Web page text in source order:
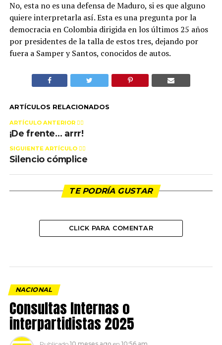
No, esta no es una defensa de Maduro, si es que alguno
quiere interpretarla así. Esta es una pregunta por la
democracia en Colombia dirigida en los últimos 25 años
por presidentes de la talla de estos tres, dejando por
fuera a Samper y Santos, conocidos de autos.
ARTÍCULOS RELACIONADOS
ARTÍCULO ANTERIOR 👉🏻
¡De frente… arrr!
SIGUIENTE ARTÍCULO 👈🏻
Silencio cómplice
TE PODRÍA GUSTAR
CLICK PARA COMENTAR
NACIONAL
Consultas Internas o
interpartidistas 2025